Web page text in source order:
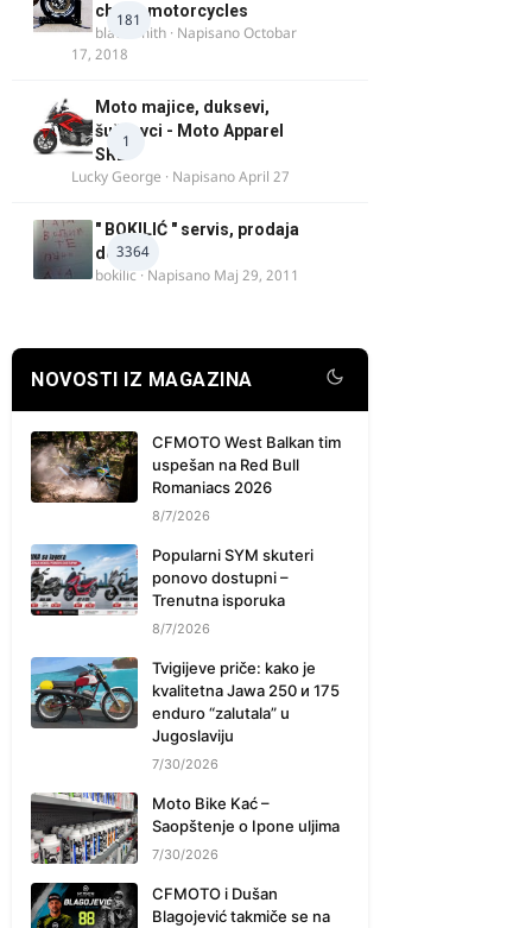
181
chock motorcycles
blacksmith · NapisanoOctobar
17, 2018
1
Moto majice, duksevi,
šuškavci - Moto Apparel
SRB
Lucky George · NapisanoApril 27
3364
" BOKILIĆ " servis, prodaja
delova
bokilic · Napisano Maj 29, 2011
NOVOSTI IZ MAGAZINA
CFMOTO West Balkan tim
uspešan na Red Bull
Romaniacs 2026
8/7/2026
Popularni SYM skuteri
ponovo dostupni –
Trenutna isporuka
8/7/2026
Tvigijeve priče: kako je
kvalitetna Jawa 250 и 175
enduro “zalutala” u
Jugoslaviju
7/30/2026
Moto Bike Kać –
Saopštenje o Ipone uljima
7/30/2026
CFMOTO i Dušan
Blagojević takmiče se na